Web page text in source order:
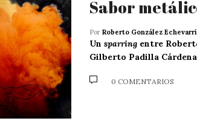
Sabor
Por Roberto González
Un sparring entre
Gilberto Padilla
0 COMENTARIOS